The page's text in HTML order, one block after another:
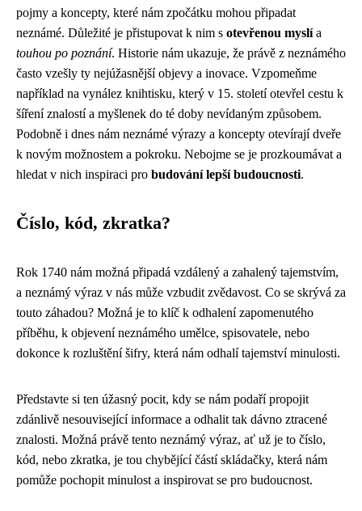
pojmy a koncepty, které nám zpočátku mohou připadat
neznámé. Důležité je přistupovat k nim s otevřenou myslía
touhou po poznání. Historie nám ukazuje, že právě z neznámého
často vzešly ty nejúžasnější objevy a inovace. Vzpomeňme
například na vynález knihtisku, který v 15. století otevřel cestu k
šíření znalostí a myšlenek do té doby nevídaným způsobem.
Podobně i dnes nám neznámé výrazy a koncepty otevírají dveře
k novým možnostem a pokroku. Nebojme se je prozkoumávat a
hledat v nich inspiraci pro budování lepší budoucnosti.
Číslo, kód, zkratka?
Rok 1740 nám možná připadá vzdálený a zahalený tajemstvím,
a neznámý výraz v nás může vzbudit zvědavost. Co se skrývá za
touto záhadou? Možná je to klíč k odhalení zapomenutého
příběhu, k objevení neznámého umělce, spisovatele, nebo
dokonce k rozluštění šifry, která nám odhalí tajemství minulosti.
Představte si ten úžasný pocit, kdy se nám podaří propojit
zdánlivě nesouvisející informace a odhalit tak dávno ztracené
znalosti. Možná právě tento neznámý výraz, ať už je to číslo,
kód, nebo zkratka, je tou chybějící částí skládačky, která nám
pomůže pochopit minulost a inspirovat se pro budoucnost.